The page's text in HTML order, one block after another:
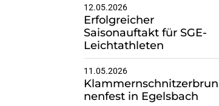
12.05.2026
Erfolgreicher
Saisonauftakt für SGE-
Leichtathleten
11.05.2026
Klammernschnitzerbrun
nenfest in Egelsbach